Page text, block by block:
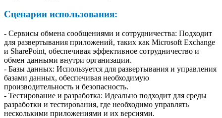
Сценарии использования:
- Сервисы обмена сообщениями и сотрудничества: Подходит
для развертывания приложений, таких как Microsoft Exchange
и SharePoint, обеспечивая эффективное сотрудничество и
обмен данными внутри организации.
- Базы данных: Используется для развертывания и управления
базами данных, обеспечивая необходимую
производительность и безопасность.
- Тестирование и разработка: Идеально подходит для среды
разработки и тестирования, где необходимо управлять
несколькими приложениями и их версиями.